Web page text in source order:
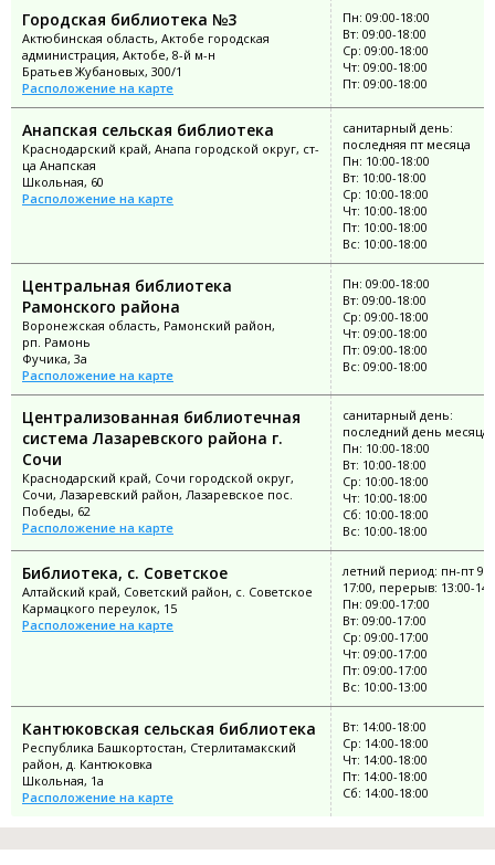
Городская библиотека №3
Актюбинская область, Актобе городская
администрация, Актобе, 8-й м-н
Братьев Жубановых, 300/1
Расположение на карте
Пн: 09:00-18:00
Вт: 09:00-18:00
Ср: 09:00-18:00
Чт: 09:00-18:00
Пт: 09:00-18:00
Анапская сельская библиотека
Краснодарский край, Анапа городской округ, ст-
ца Анапская
Школьная, 60
Расположение на карте
санитарный день:
последняя пт месяца
Пн: 10:00-18:00
Вт: 10:00-18:00
Ср: 10:00-18:00
Чт: 10:00-18:00
Пт: 10:00-18:00
Вс: 10:00-18:00
Центральная библиотека
Рамонского района
Воронежская область, Рамонский район,
рп. Рамонь
Фучика, 3а
Расположение на карте
Пн: 09:00-18:00
Вт: 09:00-18:00
Ср: 09:00-18:00
Чт: 09:00-18:00
Пт: 09:00-18:00
Вс: 09:00-18:00
Централизованная библиотечная
система Лазаревского района г.
Сочи
Краснодарский край, Сочи городской округ,
Сочи, Лазаревский район, Лазаревское пос.
Победы, 62
Расположение на карте
санитарный день:
последний день месяца
Пн: 10:00-18:00
Вт: 10:00-18:00
Ср: 10:00-18:00
Чт: 10:00-18:00
Сб: 10:00-18:00
Вс: 10:00-18:00
Библиотека, с. Советское
Алтайский край, Советский район, с. Советское
Кармацкого переулок, 15
Расположение на карте
летний период: пн-пт
17:00, перерыв: 13:00-
Пн: 09:00-17:00
Вт: 09:00-17:00
Ср: 09:00-17:00
Чт: 09:00-17:00
Пт: 09:00-17:00
Вс: 10:00-13:00
Кантюковская сельская библиотека
Республика Башкортостан, Стерлитамакский
район, д. Кантюковка
Школьная, 1а
Расположение на карте
Вт: 14:00-18:00
Ср: 14:00-18:00
Чт: 14:00-18:00
Пт: 14:00-18:00
Сб: 14:00-18:00